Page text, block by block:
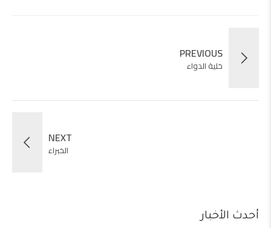
PREVIOUS
خلية الدواء
NEXT
الخبراء
أحدث الأخبار